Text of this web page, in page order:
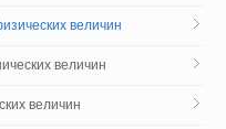
величин
величин
величин